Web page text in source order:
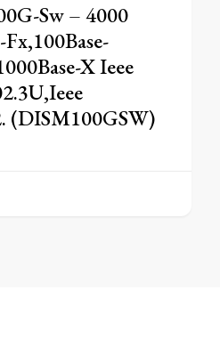
Sw – 4000
X Ieee
(DISM100GSW)